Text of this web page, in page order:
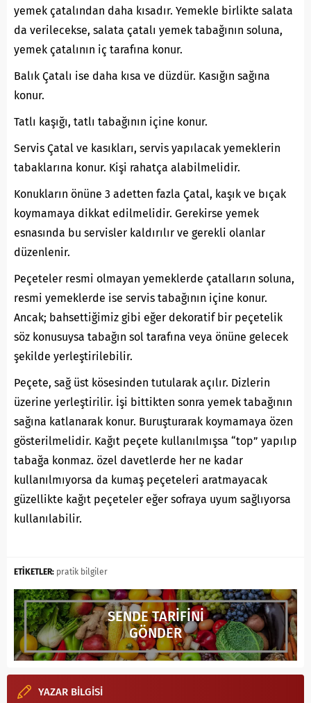
yemek çatalından daha kısadır. Yemekle birlikte salata
da verilecekse, salata çatalı yemek tabağının soluna,
yemek çatalının iç tarafına konur.
Balık Çatalı ise daha kısa ve düzdür. Kasığın sağına
konur.
Tatlı kaşığı, tatlı tabağının içine konur.
Servis Çatal ve kasıkları, servis yapılacak yemeklerin
tabaklarına konur. Kişi rahatça alabilmelidir.
Konukların önüne 3 adetten fazla Çatal, kaşık ve bıçak
koymamaya dikkat edilmelidir. Gerekirse yemek
esnasında bu servisler kaldırılır ve gerekli olanlar
düzenlenir.
Peçeteler resmi olmayan yemeklerde çatalların soluna,
resmi yemeklerde ise servis tabağının içine konur.
Ancak; bahsettiğimiz gibi eğer dekoratif bir peçetelik
söz konusuysa tabağın sol tarafına veya önüne gelecek
şekilde yerleştirilebilir.
Peçete, sağ üst kösesinden tutularak açılır. Dizlerin
üzerine yerleştirilir. İşi bittikten sonra yemek tabağının
sağına katlanarak konur. Buruşturarak koymamaya özen
gösterilmelidir. Kağıt peçete kullanılmışsa “top” yapılıp
tabağa konmaz. özel davetlerde her ne kadar
kullanılmıyorsa da kumaş peçeteleri aratmayacak
güzellikte kağıt peçeteler eğer sofraya uyum sağlıyorsa
kullanılabilir.
ETİKETLER: pratik bilgiler
SENDE TARİFİNİ
GÖNDER
YAZAR BİLGİSİ